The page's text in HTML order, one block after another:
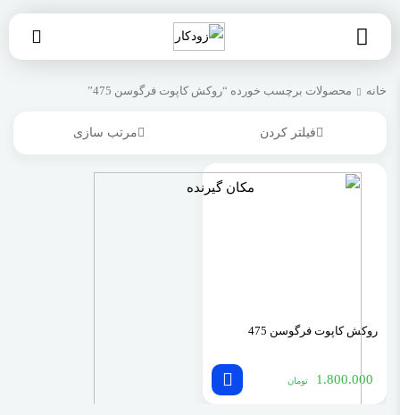
خانه محصولات برچسب خورده “روکش کاپوت فرگوسن 475”
فیلتر کردن مرتب سازی
روکش کاپوت فرگوسن 475
1.800.000 تومان